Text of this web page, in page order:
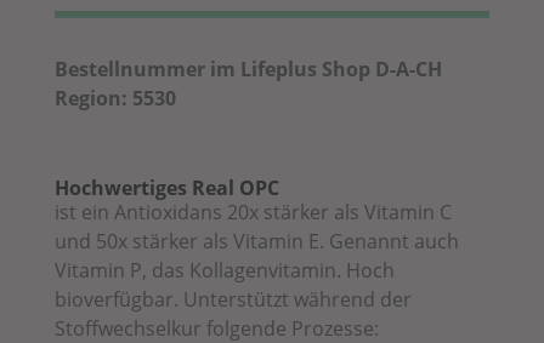
Bestellnummer im Lifeplus Shop D-A-CH
Region: 5530
Hochwertiges Real OPC
ist ein Antioxidans 20x stärker als Vitamin C
und 50x stärker als Vitamin E. Genannt auch
Vitamin P, das Kollagenvitamin. Hoch
bioverfügbar. Unterstützt während der
Stoffwechselkur folgende Prozesse: